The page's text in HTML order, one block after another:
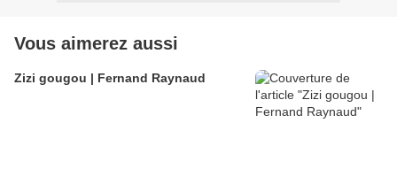
Vous aimerez aussi
Zizi gougou | Fernand Raynaud